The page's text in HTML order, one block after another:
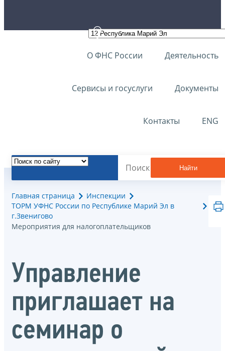
О ФНС России Деятельность
Сервисы и госуслуги Документы
Контакты ENG
Найти
Главная страница
Инспекции
ТОРМ УФНС России по Республике Марий Эл в
г.Звенигово
Мероприятия для налогоплательщиков
Управление
приглашает на
семинар о